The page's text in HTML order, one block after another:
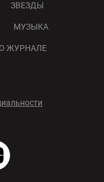
ЗВЕЗДЫ
МУЗЫКА
О ЖУРНАЛЕ